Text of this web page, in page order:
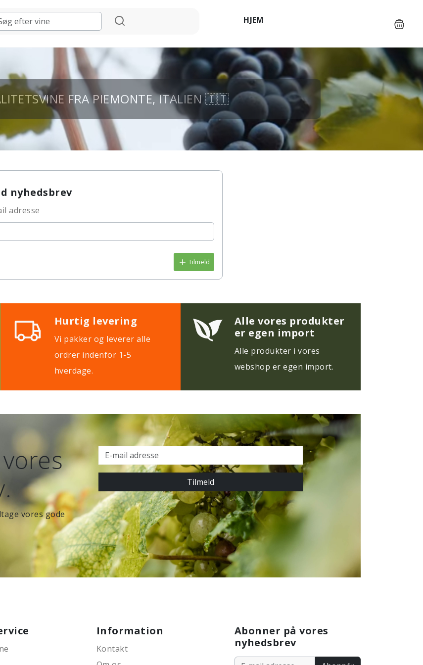
HJEM
FRA PIEMONTE, ITALIEN 🇮🇹
nyhedsbrev
adresse
Tilmeld
Hurtig levering
Vi pakker og leverer alle
ordrer indenfor 1-5
hverdage.
Alle vores produkter
er egen import
Alle produkter i vores
webshop er egen import.
vores gode
Tilmeld
Information
Kontakt
Abonner på vores
nyhedsbrev